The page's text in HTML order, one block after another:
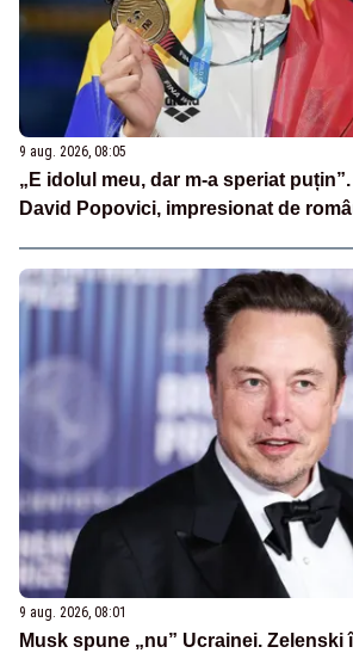
9 aug. 2026, 08:05
„E idolul meu, dar m-a speriat
David Popovici, impresionat de
9 aug. 2026, 08:01
Musk spune „nu” Ucrainei. Zelenski